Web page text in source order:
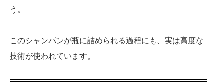
う。
このシャンパンが瓶に詰められる過程にも、実は高度な
技術が使われています。